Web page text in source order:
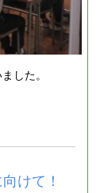
した。
けて！